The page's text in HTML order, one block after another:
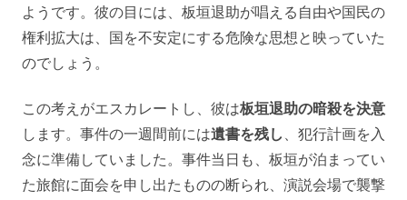
ようです。彼の目には、板垣退助が唱える自由や国民の
権利拡大は、国を不安定にする危険な思想と映っていた
のでしょう。
この考えがエスカレートし、彼は板垣退助の暗殺を決意
します。事件の一週間前には遺書を残し 、犯行計画を入
念に準備していました。事件当日も、板垣が泊まってい
た旅館に面会を申し出たものの断られ、演説会場で襲撃